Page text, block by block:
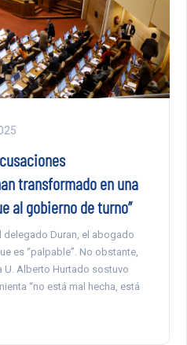
transformado en una
al gobierno de turno”
delegado Duran, el abogado
es “palpable”. No obstante,
U. Alberto Hurtado sostuvo
“no está mal hecha, está